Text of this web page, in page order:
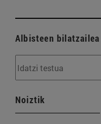
Albisteen bilatzailea
Noiztik